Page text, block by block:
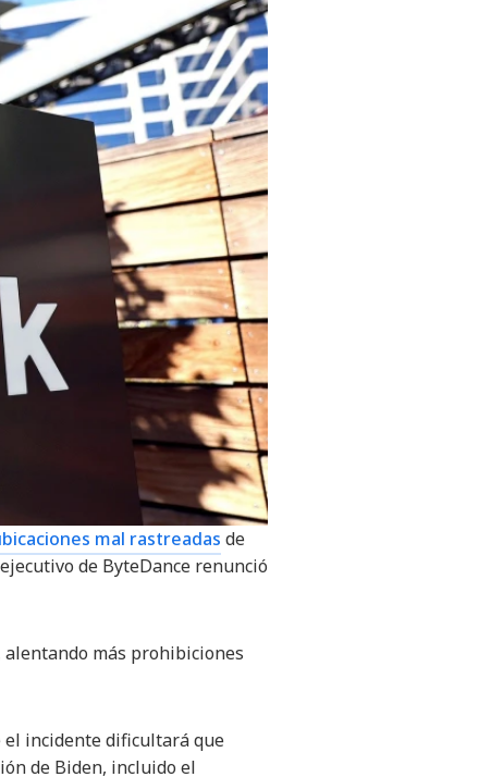
mal rastreadas de
de ByteDance renunció
más prohibiciones
el incidente dificultará que
de Biden, incluido el